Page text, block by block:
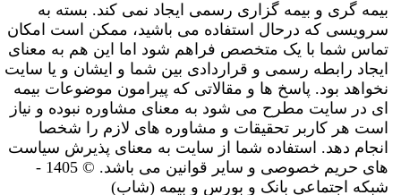
بیمه گری و بیمه گزاری رسمی ایجاد نمی کند. بسته به
سرویسی که درحال استفاده می باشید، ممکن است امکان
تماس شما با یک متخصص فراهم شود اما این هم به معنای
ایجاد رابطه رسمی و قراردادی بین شما و ایشان و یا سایت
نخواهد بود. پاسخ ها و مقالاتی که پیرامون موضوعات بیمه
ای در سایت مطرح می شود به معنای مشاوره نبوده و نیاز
است هر کاربر تحقیقات و مشاوره های لازم را شخصا
انجام دهد. استفاده شما از سایت به معنای پذیرش سیاست
های حریم خصوصی و سایر قوانین می باشد. © 1405 -
شبکه اجتماعی بانک و بورس و بیمه (شاب)